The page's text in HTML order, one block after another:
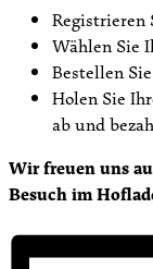
Registrieren
Wählen Sie
Bestellen
Holen Sie
ab und
Wir freuen uns
Besuch im